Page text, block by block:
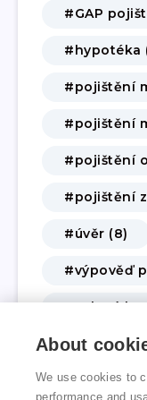
#GAP
#hypotéka
#pojištění
#pojištění
#pojištění
#pojištění
#úvěr (8)
#výpověď
#zelená
#životní a
#změna
About
We use cookies to
performance and